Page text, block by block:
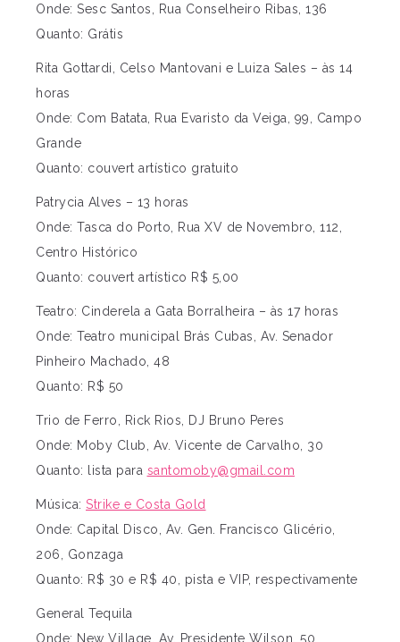
Onde: Sesc Santos, Rua Conselheiro Ribas, 136
Quanto: Grátis
Rita Gottardi, Celso Mantovani e Luiza Sales – às 14
horas
Onde: Com Batata, Rua Evaristo da Veiga, 99, Campo
Grande
Quanto: couvert artístico gratuito
Patrycia Alves – 13 horas
Onde: Tasca do Porto, Rua XV de Novembro, 112,
Centro Histórico
Quanto: couvert artístico R$ 5,00
Teatro: Cinderela a Gata Borralheira – às 17 horas
Onde: Teatro municipal Brás Cubas, Av. Senador
Pinheiro Machado, 48
Quanto: R$ 50
Trio de Ferro, Rick Rios, DJ Bruno Peres
Onde: Moby Club, Av. Vicente de Carvalho, 30
Quanto: lista para santomoby@gmail.com
Música: Strike e Costa Gold
Onde: Capital Disco, Av. Gen. Francisco Glicério,
206, Gonzaga
Quanto: R$ 30 e R$ 40, pista e VIP, respectivamente
General Tequila
Onde: New Village, Av. Presidente Wilson, 50